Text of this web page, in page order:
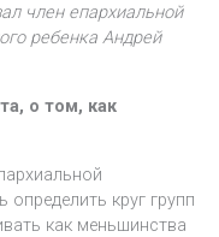
член епархиальной
ребенка Андрей
о том, как
круг групп
как меньшинства